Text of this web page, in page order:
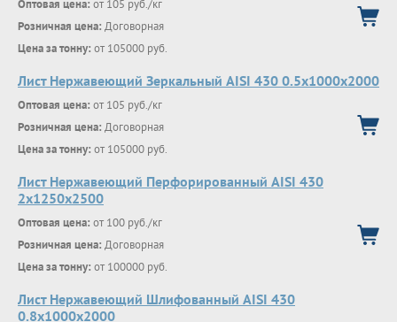
Оптовая цена: от 105 руб./кг
Розничная цена: Договорная
Цена за тонну: от 105000 руб.
Лист Нержавеющий Зеркальный AISI 430 0.5х1000х2000
Оптовая цена: от 105 руб./кг
Розничная цена: Договорная
Цена за тонну: от 105000 руб.
Лист Нержавеющий Перфорированный AISI 430
2х1250х2500
Оптовая цена: от 100 руб./кг
Розничная цена: Договорная
Цена за тонну: от 100000 руб.
Лист Нержавеющий Шлифованный AISI 430
0.8х1000х2000